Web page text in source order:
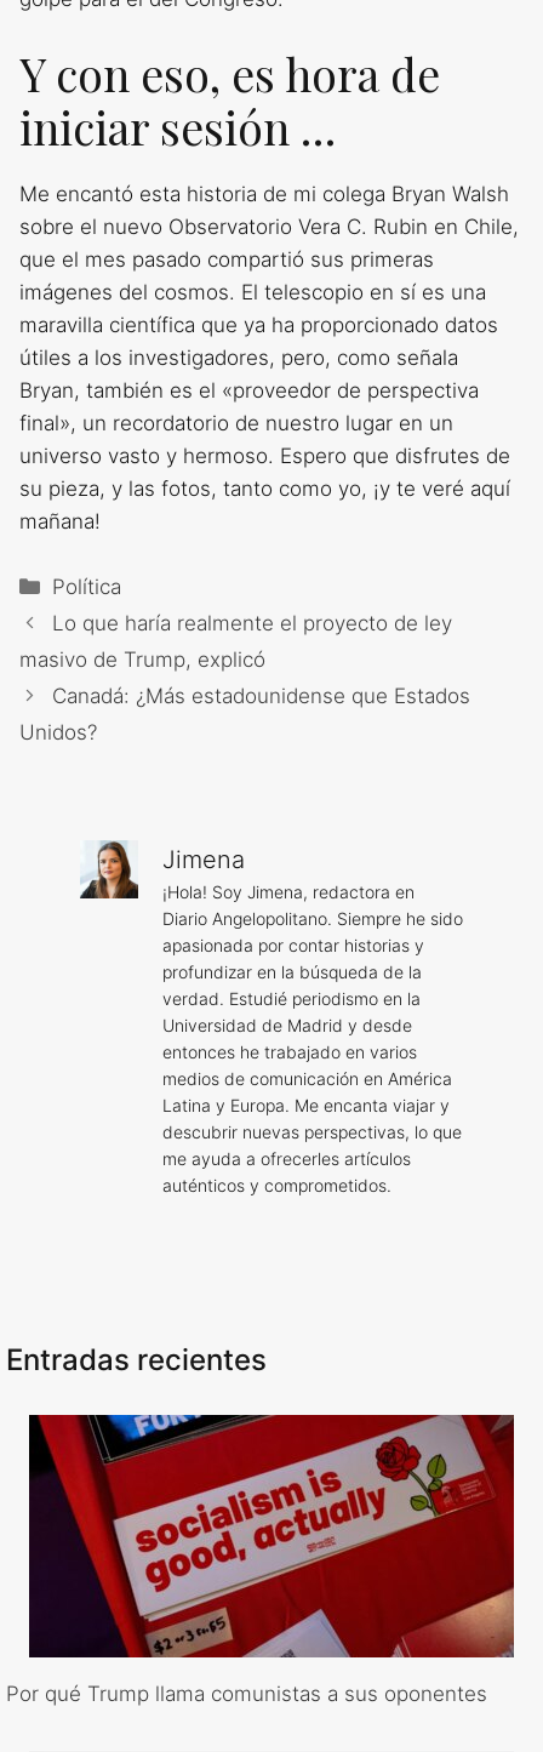
Y con eso, es hora de
iniciar sesión …
Me encantó esta historia de mi colega Bryan Walsh
sobre el nuevo Observatorio Vera C. Rubin en Chile,
que el mes pasado compartió sus primeras
imágenes del cosmos. El telescopio en sí es una
maravilla científica que ya ha proporcionado datos
útiles a los investigadores, pero, como señala
Bryan, también es el «proveedor de perspectiva
final», un recordatorio de nuestro lugar en un
universo vasto y hermoso. Espero que disfrutes de
su pieza, y las fotos, tanto como yo, ¡y te veré aquí
mañana!
Categorías
Política
Lo que haría realmente el proyecto de ley
masivo de Trump, explicó
Canadá: ¿Más estadounidense que Estados
Unidos?
Jimena
¡Hola! Soy Jimena, redactora en
Diario Angelopolitano. Siempre he sido
apasionada por contar historias y
profundizar en la búsqueda de la
verdad. Estudié periodismo en la
Universidad de Madrid y desde
entonces he trabajado en varios
medios de comunicación en América
Latina y Europa. Me encanta viajar y
descubrir nuevas perspectivas, lo que
me ayuda a ofrecerles artículos
auténticos y comprometidos.
Entradas recientes
Por qué Trump llama comunistas a sus oponentes